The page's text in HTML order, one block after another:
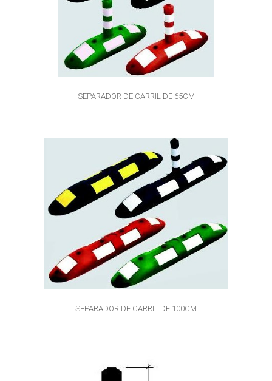
SEPARADOR DE CARRIL DE 65CM
SEPARADOR DE CARRIL DE 100CM